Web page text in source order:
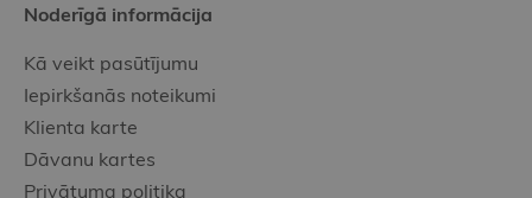
Noderīgā informācija
Kā veikt pasūtījumu
Iepirkšanās noteikumi
Klienta karte
Dāvanu kartes
Privātuma politika